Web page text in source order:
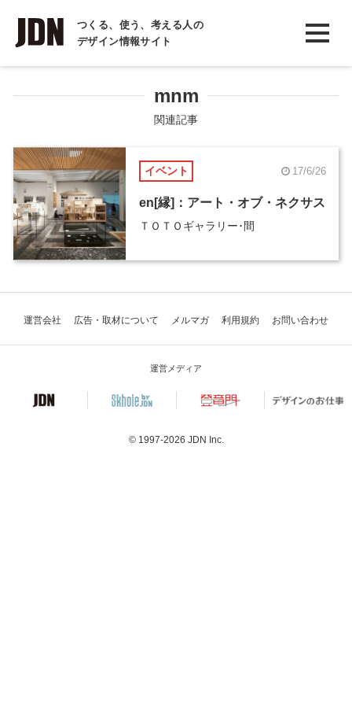
つくる、使う、考える人の
デザイン情報サイト
INTERVIEW
インタビュー
COLUMN
コラム
mnm
関連記事
イベント 17/6/26
en[縁]：アート・オブ・ネクサス
ＴＯＴＯギャラリー･間
運営会社 広告・取材について メルマガ 利用規約 お問い合わせ
運営メディア
© 1997-2026 JDN Inc.